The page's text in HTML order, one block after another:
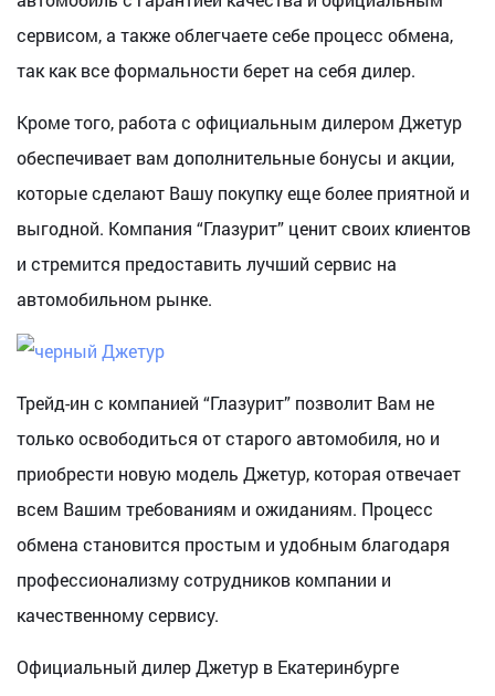
сервисом, а также облегчаете себе процесс обмена,
так как все формальности берет на себя дилер.
Кроме того, работа с официальным дилером Джетур
обеспечивает вам дополнительные бонусы и акции,
которые сделают Вашу покупку еще более приятной и
выгодной. Компания “Глазурит” ценит своих клиентов
и стремится предоставить лучший сервис на
автомобильном рынке.
Трейд-ин с компанией “Глазурит” позволит Вам не
только освободиться от старого автомобиля, но и
приобрести новую модель Джетур, которая отвечает
всем Вашим требованиям и ожиданиям. Процесс
обмена становится простым и удобным благодаря
профессионализму сотрудников компании и
качественному сервису.
Официальный дилер Джетур в Екатеринбурге